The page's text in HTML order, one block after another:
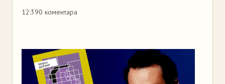
12:390 коментара